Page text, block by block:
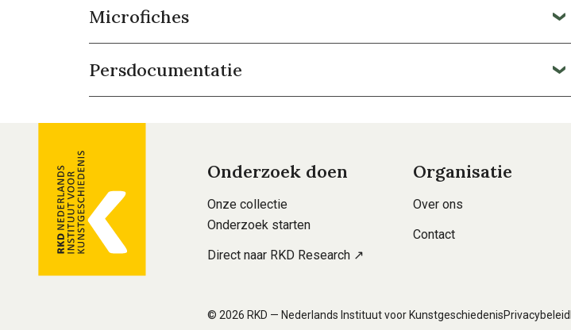
Microfiches
Persdocumentatie
Algemene
informatie
hoofdnavigatie
Onderzoek doen
Onze collectie
Onderzoek starten
Direct naar RKD Research ↗
Organisatie
Over ons
Contact
© 2026 RKD — Nederlands Instituut voor KunstgeschiedenisPrivacybeleid